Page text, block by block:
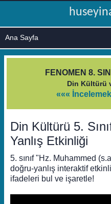
FENOMEN 8.
Din Kültürü
«««
Din Kültürü 5.
Yanlış Etkinliği
5. sınıf "Hz. Muhammed
doğru-yanlış interaktif
ifadeleri bul ve işaretle!